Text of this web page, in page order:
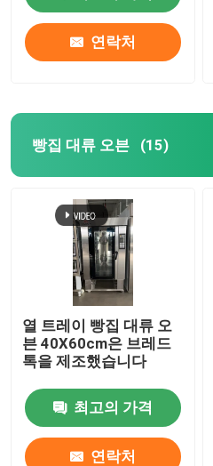
연락처
빵집 대류 오븐 (15)
열 트레이 빵집 대류 오
븐 40X60cm은 브레드
톡을 제조했습니다
최고의 가격
연락처